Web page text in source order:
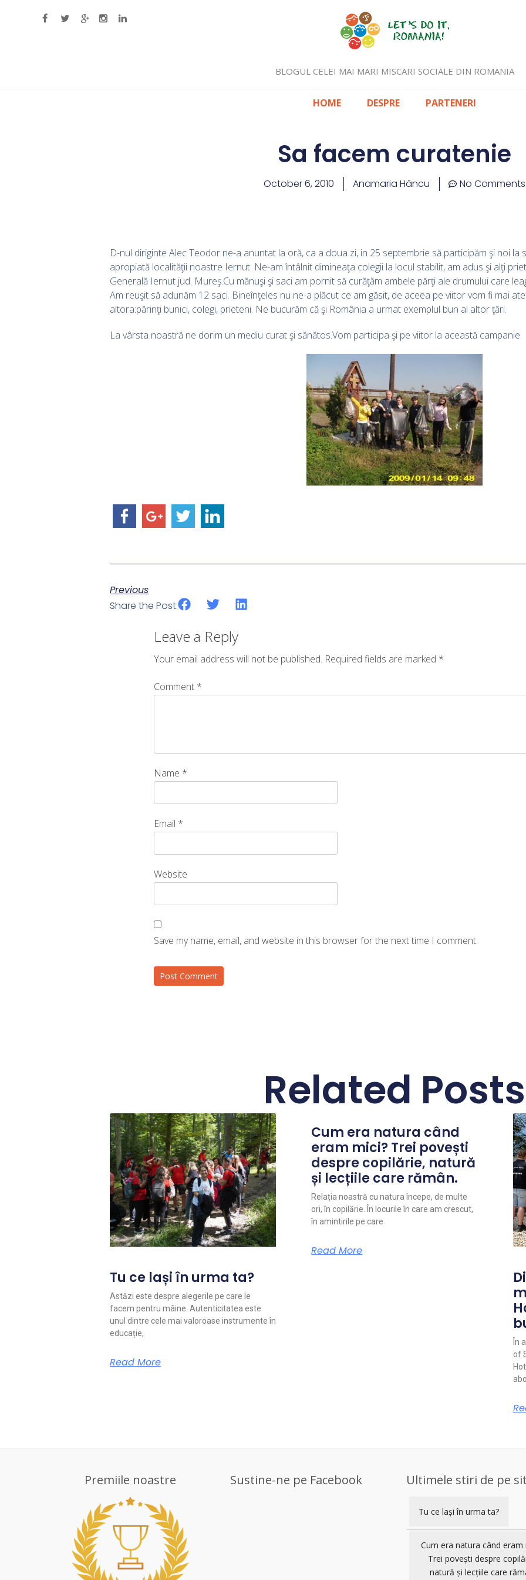
BLOGUL CELEI MAI MARI MISCARI SOCIALE DIN ROMANIA
HOME DESPRE PARTENERI
Sa facem curatenie
October 6, 2010 Anamaria Hâncu No Comments
D-nul diriginte Alec Teodor ne-a anuntat la oră, ca a doua zi, in 25 septembrie să participăm şi noi
apropiată localităţii noastre Iernut. Ne-am întâlnit dimineaţa colegii la locul stabilit, am adus şi alţi
Generală Iernut jud. Mureş.Cu mănuşi şi saci am pornit să curăţăm ambele părţi ale drumului care
Am reuşit să adunăm 12 saci. Bineînţeles nu ne-a plăcut ce am găsit, de aceea pe viitor vom fi mai
altora:părinţi bunici, colegi, prieteni. Ne bucurăm că şi România a urmat exemplul bun al altor ţări.
La vârsta noastră ne dorim un mediu curat şi sănătos.Vom participa şi pe viitor la această campanie.
Previous
Share the Post:
Leave a Reply
Your email address will not be published. Required fields are marked *
Comment *
Name *
Email *
Website
Save my name, email, and website in this browser for the next time I comment.
Related Posts
Tu ce lași în urma ta?
Astăzi este despre alegerile pe care le
facem pentru mâine. Autenticitatea este
unul dintre cele mai valoroase instrumente în
educație,
Read More
Cum era natura când
eram mici? Trei povești
despre copilărie, natură
și lecțiile care rămân.
Relația noastră cu natura începe, de multe
ori, în copilărie. În locurile în care am crescut,
în amintirile pe care
Read More
În
of
Premiile noastre Sustine-ne pe Facebook Ultimele stiri de pe
Tu ce lași în urma ta?
Cum era natura când eram
Trei povești despre
natură și lecțiile care